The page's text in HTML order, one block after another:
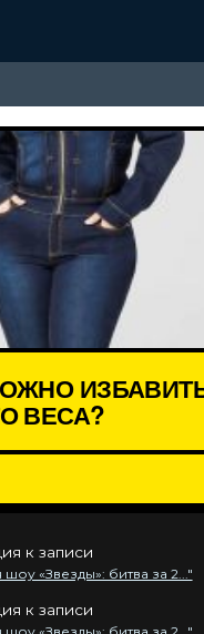
ВЕСА?
к записи
«Звезды»: битва за 2..."
к записи